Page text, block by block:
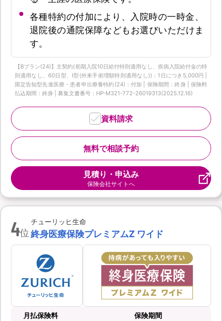
各種特約の付加により、入院時の一時金、
退院後の通院保障などもお選びいただけま
す。
【Bプラン(24)】主契約(初期入院10日給付特則適用なし、疾病入院給付金の特
則適用なし、60日型、Ⅰ型(外来手術増額特則適用なし))：1日につき5,000円 |
限定告知型先進医療・患者申出療養特約(24)：付加 | 保険期間：終身 | 保険料
払込期間：終身 | 募集文書番号：HP-M321-772-26019313(2025.12.16)
無料で相談予約
資料請求
見積り・申込み
保険会社サイトへ
4位
チューリッヒ生命
終身医療保険プレミアムZ ワイド
月払保険料 保険期間